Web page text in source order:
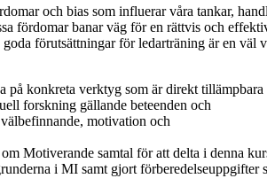
och bias som influerar våra tankar,
fördomar banar väg för en rättvis och
förutsättningar för ledarträning är en väl
på konkreta verktyg som är direkt tillämpbara
forskning gällande beteenden och
motivation och
Motiverande samtal för att delta i denna
i MI samt gjort förberedelseuppgifter